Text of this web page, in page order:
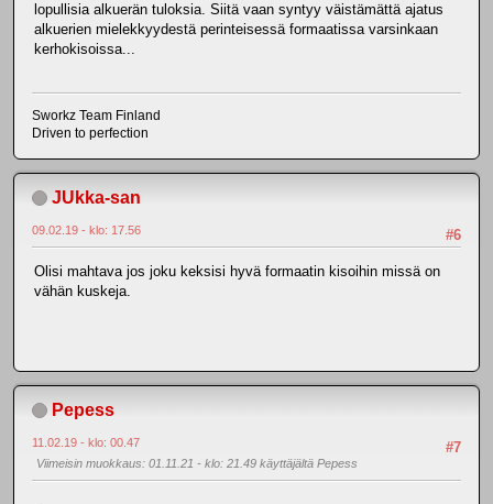
lopullisia alkuerän tuloksia. Siitä vaan syntyy väistämättä ajatus
alkuerien mielekkyydestä perinteisessä formaatissa varsinkaan
kerhokisoissa...
Sworkz Team Finland
Driven to perfection
JUkka-san
#6
09.02.19 - klo: 17.56
Olisi mahtava jos joku keksisi hyvä formaatin kisoihin missä on
vähän kuskeja.
Pepess
#7
11.02.19 - klo: 00.47
Viimeisin muokkaus: 01.11.21 - klo: 21.49 käyttäjältä Pepess